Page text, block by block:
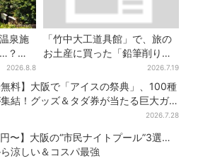
泉施
？体
メ＆
2026.8.8
「竹中大工道具館」で、旅の
お土産に買った「鉛筆削り」
が「ヤバイぐらいの切れ味」
2026.7.19
無料】大阪で「アイスの祭典」、100種
結！グッズ＆タダ券が当たる巨大ガ
2026.7.28
円〜】大阪の“市民ナイトプール”3選…
涼しい＆コスパ最強